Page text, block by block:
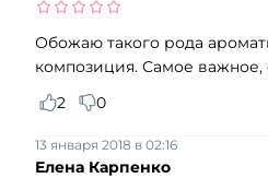
Обожаю такого рода
композиция. Самое важное,
2
0
Елена Карпенко
13 января 2018 в 02:16